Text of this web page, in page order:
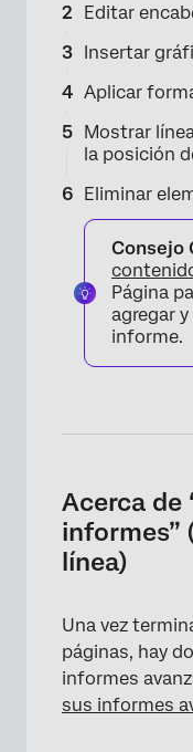
Editar
Insertar
Aplicar
Mostrar
la posición
Eliminar
Consejo
Página
agregar
informe.
Acerca de
informes”
línea)
Una vez
páginas, hay
informes
sus informes